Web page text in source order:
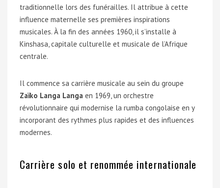
traditionnelle lors des funérailles. Il attribue à cette
influence maternelle ses premières inspirations
musicales. À la fin des années 1960, il s’installe à
Kinshasa, capitale culturelle et musicale de l’Afrique
centrale.
Il commence sa carrière musicale au sein du groupe
Zaïko Langa Langa en 1969, un orchestre
révolutionnaire qui modernise la rumba congolaise en y
incorporant des rythmes plus rapides et des influences
modernes.
Carrière solo et renommée internationale